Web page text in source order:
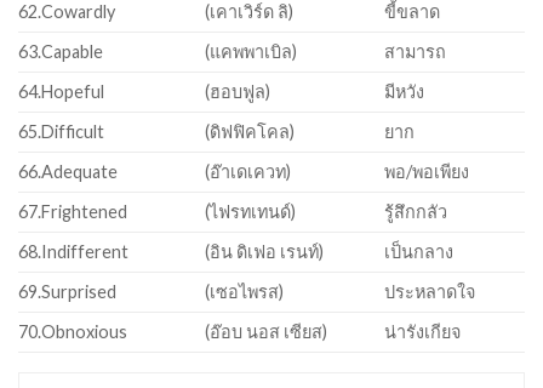
62.Cowardly
(เคาเวิร์ด ลิ)
ขี้ขลาด
63.Capable
(แคพพาเบิล)
สามารถ
64.Hopeful
(ฮอบฟูล)
มีหวัง
65.Difficult
(ดิฟฟิคโคล)
ยาก
66.Adequate
(อ๊าเดเควท)
พอ/พอเพียง
67.Frightened
(ไฟรทเทนด์)
รู้สึกกลัว
68.Indifferent
(อิน ดิเฟอ เรนท์)
เป็นกลาง
69.Surprised
(เซอไพรส)
ประหลาดใจ
70.Obnoxious
(อ๊อบ นอส เซียส) น่ารังเกียจ